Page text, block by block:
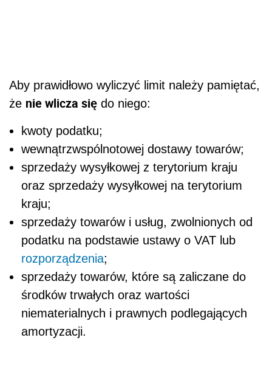
Aby prawidłowo wyliczyć limit należy pamiętać,
że nie wlicza się do niego:
kwoty podatku;
wewnątrzwspólnotowej dostawy towarów;
sprzedaży wysyłkowej z terytorium kraju
oraz sprzedaży wysyłkowej na terytorium
kraju;
sprzedaży towarów i usług, zwolnionych od
podatku na podstawie ustawy o VAT lub
rozporządzenia;
sprzedaży towarów, które są zaliczane do
środków trwałych oraz wartości
niematerialnych i prawnych podlegających
amortyzacji.